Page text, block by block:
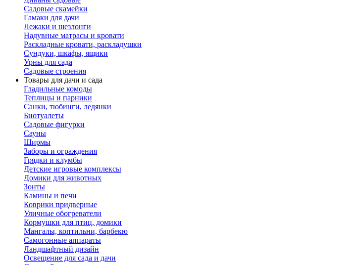
Садовые скамейки
Гамаки для дачи
Лежаки и шезлонги
Надувные матрасы и кровати
Раскладные кровати, раскладушки
Сундуки, шкафы, ящики
Урны для сада
Садовые строения
Товары для дачи и сада
Гладильные комоды
Теплицы и парники
Санки, тюбинги, ледянки
Биотуалеты
Садовые фигурки
Сауны
Ширмы
Заборы и ограждения
Грядки и клумбы
Детские игровые комплексы
Домики для животных
Зонты
Камины и печи
Коврики придверные
Уличные обогреватели
Кормушки для птиц, домики
Мангалы, коптильни, барбекю
Самогонные аппараты
Ландшафтный дизайн
Освещение для сада и дачи